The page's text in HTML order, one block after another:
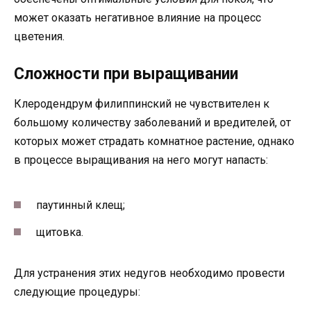
может оказать негативное влияние на процесс
цветения.
Сложности при выращивании
Клеродендрум филиппинский не чувствителен к
большому количеству заболеваний и вредителей, от
которых может страдать комнатное растение, однако
в процессе выращивания на него могут напасть:
паутинный клещ;
щитовка.
Для устранения этих недугов необходимо провести
следующие процедуры: